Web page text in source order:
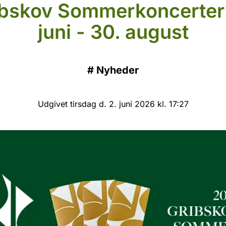
juni - 30. august
# Nyheder
Udgivet tirsdag d. 2. juni 2026 kl. 17:27